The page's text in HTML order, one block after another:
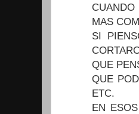
MAS
SI
QUE
QUE
ETC.
EN